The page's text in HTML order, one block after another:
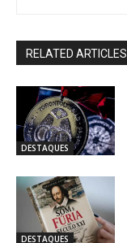
RELATED ARTICLES
DESTAQUES
DESTAQUES